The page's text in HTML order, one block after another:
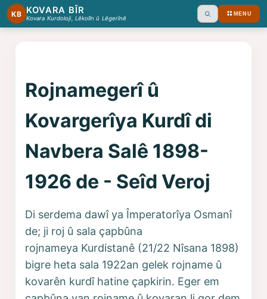
KB KOVARA BÎR
Kovara Kurdoloji, Lêkolîn û Lêgerînê Ara MENU
Rojnamegerî û
Kovargerîya Kurdî di
Navbera Salê 1898-
1926 de - Seîd Veroj
Di serdema dawî ya Împeratorîya Osmanî
de; ji roj û sala çapbûna
rojnameya Kurdistanê (21/22 Nîsana 1898)
bigre heta sala 1922an gelek rojname û
kovarên kurdî hatine çapkirin. Eger em